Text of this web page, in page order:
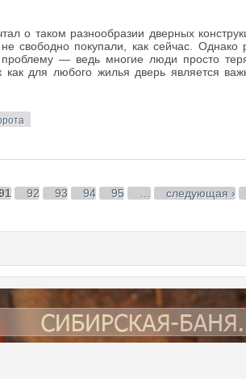
о таком разнообразии дверных
свободно покупали, как сейчас. Однако
— ведь многие люди просто
для любого жилья дверь является
92 93 94 95 следующая ›